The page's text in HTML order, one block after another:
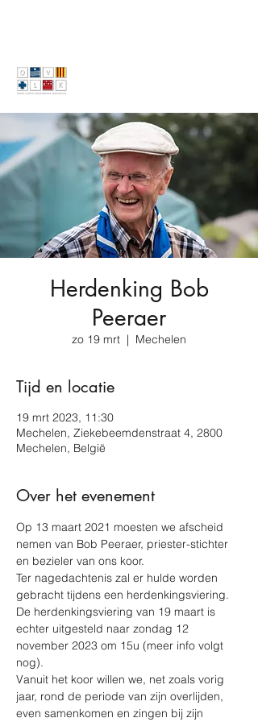
Herdenking Bob
Peeraer
zo 19 mrt
  |
Mechelen
Tijd en locatie
19 mrt 2023, 11:30
Mechelen, Ziekebeemdenstraat 4, 2800
Mechelen, België
Over het evenement
Op 13 maart 2021 moesten we afscheid
nemen van Bob Peeraer, priester-stichter
en bezieler van ons koor.
Ter nagedachtenis zal er hulde worden
gebracht tijdens een herdenkingsviering.
De herdenkingsviering van 19 maart is
echter uitgesteld naar zondag 12
november 2023 om 15u (meer info volgt
nog).
Vanuit het koor willen we, net zoals vorig
jaar, rond de periode van zijn overlijden,
even samenkomen en zingen bij zijn